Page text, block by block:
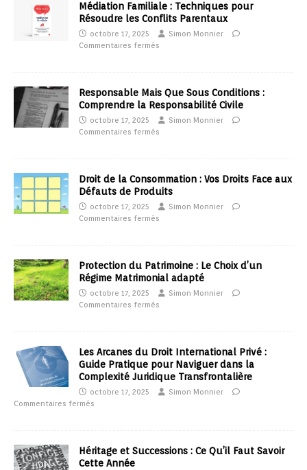
Médiation Familiale : Techniques pour
Résoudre les Conflits Parentaux
octobre 17, 2025
Simon Monnier
Commentaires fermés
Responsable Mais Que Sous Conditions :
Comprendre la Responsabilité Civile
octobre 17, 2025
Simon Monnier
Commentaires fermés
Droit de la Consommation : Vos Droits Face aux
Défauts de Produits
octobre 17, 2025
Simon Monnier
Commentaires fermés
Protection du Patrimoine : Le Choix d’un
Régime Matrimonial adapté
octobre 17, 2025
Simon Monnier
Commentaires fermés
Les Arcanes du Droit International Privé :
Guide Pratique pour Naviguer dans la
Complexité Juridique Transfrontalière
octobre 17, 2025
Simon Monnier
Commentaires fermés
Héritage et Successions : Ce Qu’il Faut Savoir
Cette Année